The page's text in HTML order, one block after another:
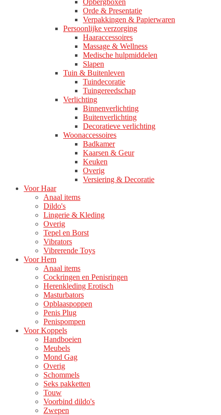
Orde & Presentatie
Verpakkingen & Papierwaren
Persoonlijke verzorging
Haaraccessoires
Massage & Wellness
Medische hulpmiddelen
Slapen
Tuin & Buitenleven
Tuindecoratie
Tuingereedschap
Verlichting
Binnenverlichting
Buitenverlichting
Decoratieve verlichting
Woonaccessoires
Badkamer
Kaarsen & Geur
Keuken
Overig
Versiering & Decoratie
Voor Haar
Anaal items
Dildo's
Lingerie & Kleding
Overig
Tepel en Borst
Vibrators
Vibrerende Toys
Voor Hem
Anaal items
Cockringen en Penisringen
Herenkleding Erotisch
Masturbators
Opblaaspoppen
Penis Plug
Penispompen
Voor Koppels
Handboeien
Meubels
Mond Gag
Overig
Schommels
Seks pakketten
Touw
Voorbind dildo's
Zwepen